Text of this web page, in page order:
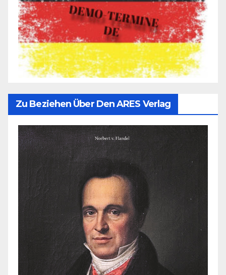
Zu Beziehen Über Den ARES Verlag